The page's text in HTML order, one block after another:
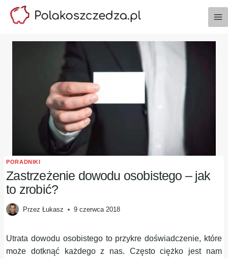
Przejdź
PORADNIKI
Zastrzeżenie dowodu osobistego – jak
to zrobić?
Przez Łukasz 9 czerwca 2018
Utrata dowodu osobistego to przykre doświadczenie, które
może dotknąć każdego z nas. Często ciężko jest nam